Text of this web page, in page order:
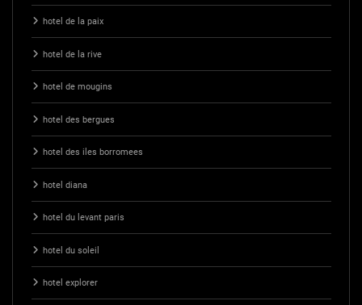
hotel de la paix
hotel de la rive
hotel de mougins
hotel des bergues
hotel des iles borromees
hotel diana
hotel du levant paris
hotel du soleil
hotel explorer